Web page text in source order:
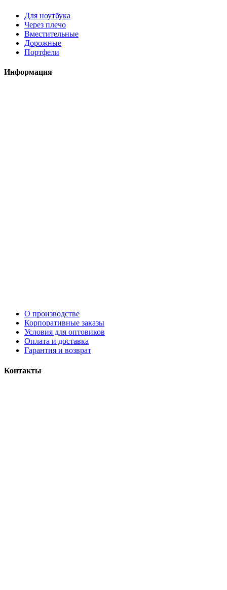
Для ноутбука
Через плечо
Вместительные
Дорожные
Портфели
Информация
О производстве
Корпоративные заказы
Условия для оптовиков
Оплата и доставка
Гарантия и возврат
Контакты